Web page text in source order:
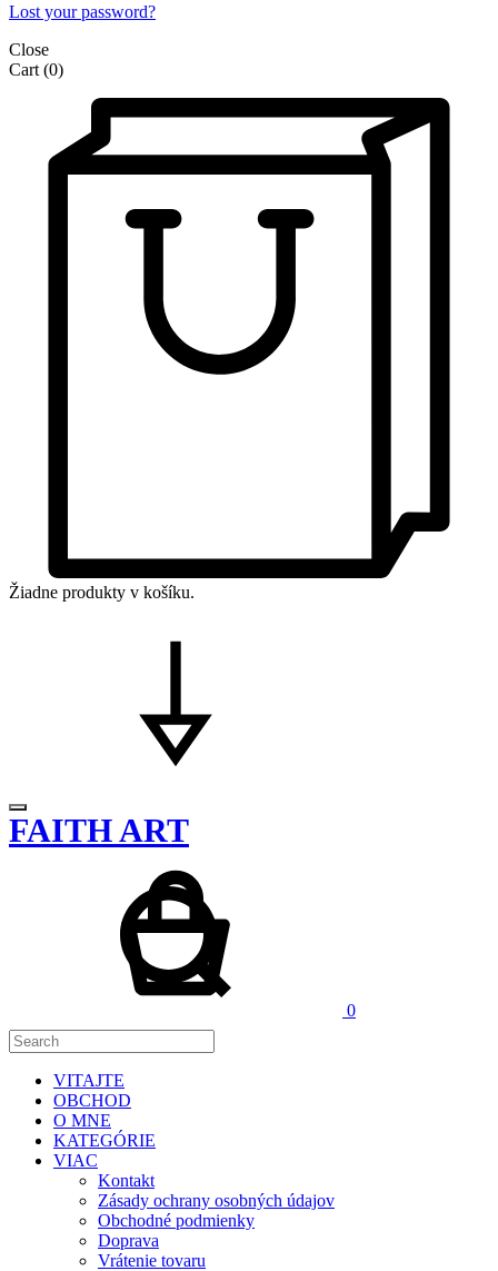
Lost your password?
Close
Cart (0)
Žiadne produkty v košíku.
FAITH ART
0
VITAJTE
OBCHOD
O MNE
KATEGÓRIE
VIAC
Kontakt
Zásady ochrany osobných údajov
Obchodné podmienky
Doprava
Vrátenie tovaru